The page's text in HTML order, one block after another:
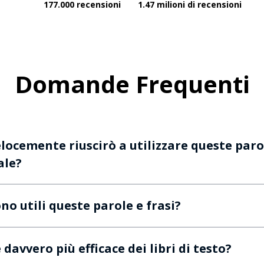
177.000 recensioni 1.47 milioni di recensioni
Domande Frequenti
riuscirò a utilizzare queste
utili queste parole e frasi?
davvero più efficace dei libri di testo?